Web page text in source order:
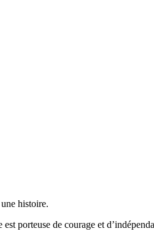
histoire.
porteuse de courage et